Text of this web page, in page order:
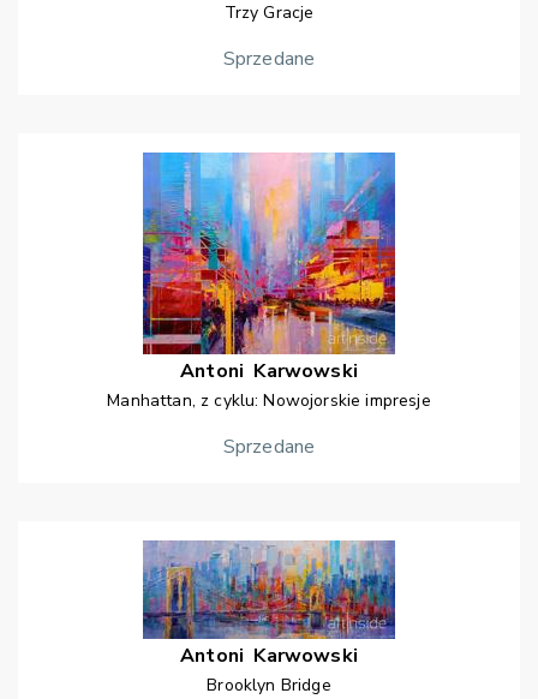
Trzy Gracje
Sprzedane
Antoni Karwowski
Manhattan, z cyklu: Nowojorskie impresje
Sprzedane
Antoni Karwowski
Brooklyn Bridge